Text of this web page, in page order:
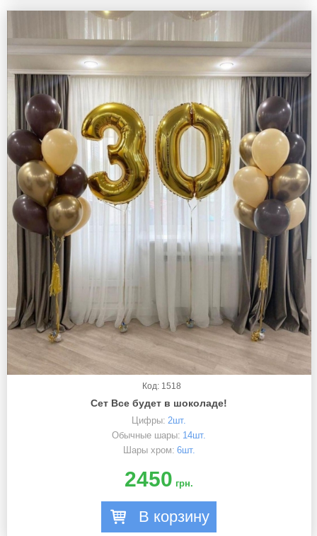
Код: 1518
Сет Все будет в шоколаде!
Цифры: 2шт.
Обычные шары: 14шт.
Шары хром: 6шт.
2450 грн.
В корзину